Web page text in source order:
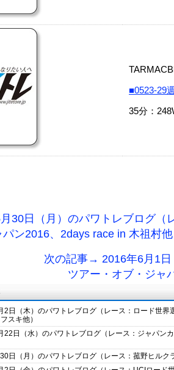
■0523-29
35分：
30日（月）のパワトレブログ（
パン2016、2days race in 木祖村
次の記事→ 2016年6月1日
ツアー・オブ・ジャ
2日（木）のパワトレブログ（レース：ロード世界
スキ他）
22日（水）のパワトレブログ（レース：ジャパン
日（月）のパワトレブログ（レース：菰野ヒルク